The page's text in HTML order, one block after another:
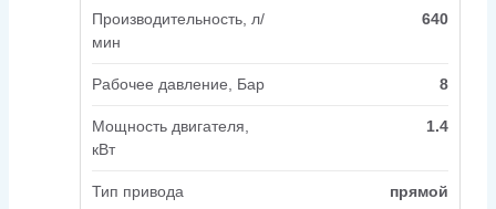
Производительность, л/
мин
640
Рабочее давление, Бар 8
Мощность двигателя,
кВт
1.4
Тип привода прямой